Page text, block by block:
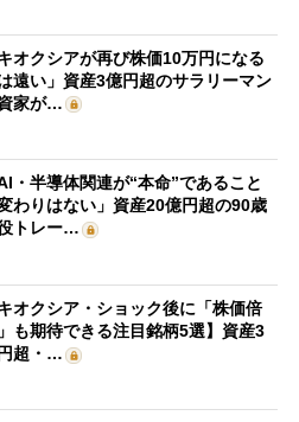
キオクシアが再び株価10万円になる
遠い」資産3億円超のサラリーマン
家が…
AI・半導体関連が“本命”であること
わりはない」資産20億円超の90歳
トレー…
キオクシア・ショック後に「株価倍
も期待できる注目銘柄5選】資産3
超・…